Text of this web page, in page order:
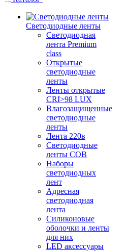
Светодиодные ленты
Светодиодная
лента Premium
class
Открытые
светодиодные
ленты
Ленты открытые
CRI>98 LUX
Влагозащищенные
светодиодные
ленты
Лента 220в
Светодиодные
ленты COB
Наборы
светодиодных
лент
Адресная
светодиодная
лента
Силиконовые
оболочки и ленты
для них
LED аксессуары